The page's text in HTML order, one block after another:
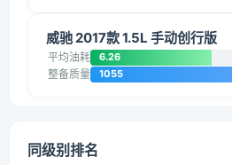
威驰 2017款 1.5L 手动创行版
平均油耗 6.26
整备质量 1055
同级别排名